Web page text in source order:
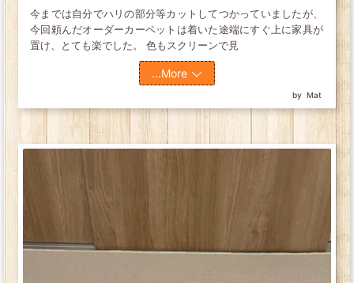
Mat
今までは自分でハリの部分等カットしてつかっていましたが、
今回頼んだオーダーカーペットは着いた途端にすぐ上に家具が
置け、とても楽でした。 色もスクリーンで見
...More